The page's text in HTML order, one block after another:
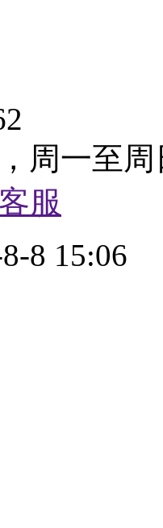
周一至周
服
8 15:06